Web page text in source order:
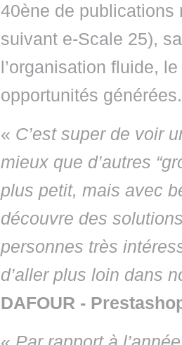
40ène de publications
suivant e-Scale 25),
l’organisation fluide,
opportunités générées.
« C’est super de voir
mieux que d’autres
plus petit, mais avec
découvre des
personnes très
d’aller plus loin dans
DAFOUR -